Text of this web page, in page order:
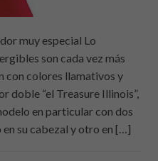
muy especial Lo
son cada vez más
con colores llamativos y
doble “el Treasure Illinois”,
en particular con dos
su cabezal y otro en […]